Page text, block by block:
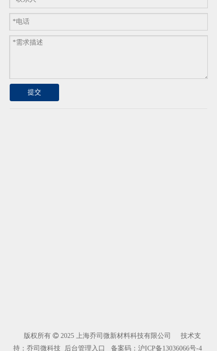
提交
版权所有  2025 上海乔司微新材料科技有限公司 技术支
持：乔司微科技 后台管理入口 备案码： 沪ICP备13036066号-4